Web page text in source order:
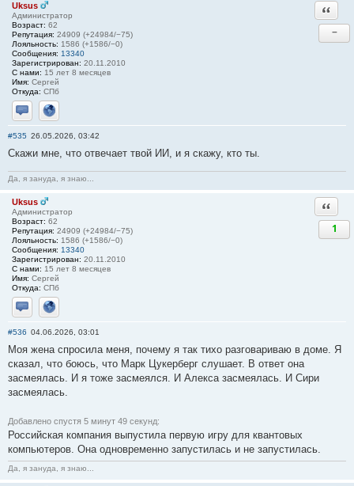
Uksus
Администратор
Возраст: 62
Репутация: 24909 (+24984/−75)
Лояльность: 1586 (+1586/−0)
Сообщения: 13340
Зарегистрирован: 20.11.2010
С нами: 15 лет 8 месяцев
Имя: Сергей
Откуда: СПб
Отправить личное сообщение
Сайт
−
#535 26.05.2026, 03:42
Скажи мне, что отвечает твой ИИ, и я скажу, кто ты.
Да, я зануда, я знаю...
Uksus
Администратор
Возраст: 62
Репутация: 24909 (+24984/−75)
Лояльность: 1586 (+1586/−0)
Сообщения: 13340
Зарегистрирован: 20.11.2010
С нами: 15 лет 8 месяцев
Имя: Сергей
Откуда: СПб
Отправить личное сообщение
Сайт
1
#536 04.06.2026, 03:01
Моя жена спросила меня, почему я так тихо разговариваю в доме. Я
сказал, что боюсь, что Марк Цукерберг слушает. В ответ она
засмеялась. И я тоже засмеялся. И Алекса засмеялась. И Сири
засмеялась.
Добавлено спустя 5 минут 49 секунд:
Российская компания выпустила первую игру для квантовых
компьютеров. Она одновременно запустилась и не запустилась.
Да, я зануда, я знаю...